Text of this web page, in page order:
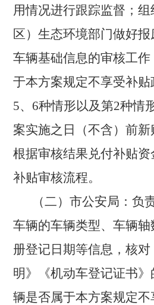
用情况进行跟踪监督；
区）生态环境部门做好报
车辆基础信息的审核工
于本方案规定不享受补
5、6种情形以及第2种情
案实施之日（不含）前新
根据审核结果兑付补贴
补贴审核流程。
（二）市公安局： 负
车辆的车辆类型、车辆
册登记日期等信息，核
明》《机动车登记证书
辆是否属于本方案规定